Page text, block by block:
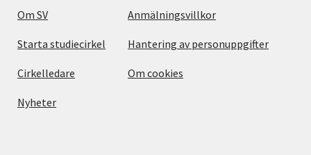
Om SV
Starta studiecirkel
Cirkelledare
Nyheter
Anmälningsvillkor
Hantering av personuppgifter
Om cookies